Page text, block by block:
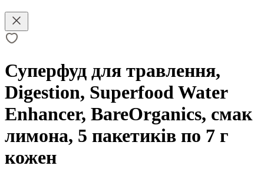
Суперфуд для травлення,
Digestion, Superfood Water
Enhancer, BareOrganics, смак
лимона, 5 пакетиків по 7 г
кожен